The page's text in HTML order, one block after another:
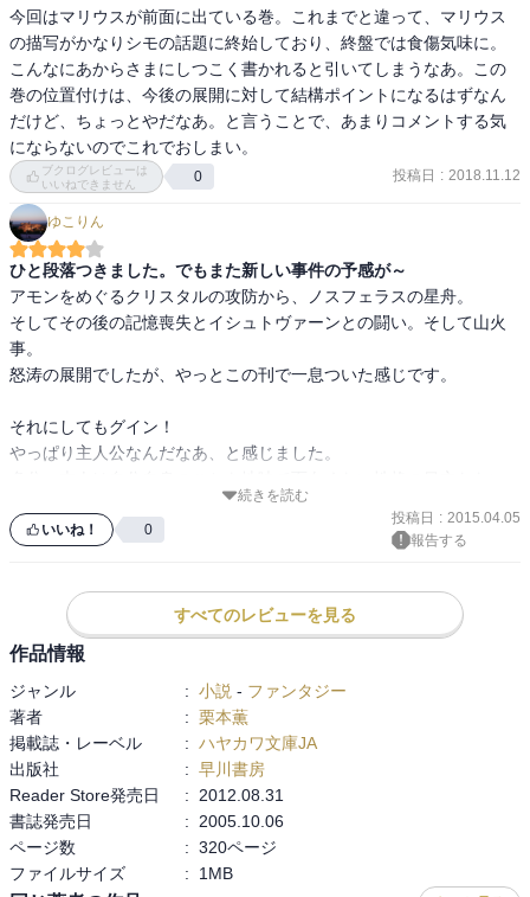
今回はマリウスが前面に出ている巻。これまでと違って、マリウス
の描写がかなりシモの話題に終始しており、終盤では食傷気味に。
こんなにあからさまにしつこく書かれると引いてしまうなあ。この
巻の位置付けは、今後の展開に対して結構ポイントになるはずなん
だけど、ちょっとやだなあ。と言うことで、あまりコメントする気
にならないのでこれでおしまい。
ブクログレビューは
いいねできません
0 投稿日 : 2018.11.12
ゆこりん
ひと段落つきました。でもまた新しい事件の予感が～
アモンをめぐるクリスタルの攻防から、ノスフェラスの星舟。
そしてその後の記憶喪失とイシュトヴァーンとの闘い。そして山火
事。
怒涛の展開でしたが、やっとこの刊で一息ついた感じです。
それにしてもグイン！
やっぱり主人公なんだなあ、と感じました。
オジサンだと（豹頭だけど）と思っていると思うのですが、気がつ
けば世界が彼を中心にまわっています。これだけ個性的で魅力的な
抜群の存在感があります。
グインがケイロニアの人々と再会するのは、まだまだずっと先にな
りますが、
もうしばらくグインの旅を見守ってゆきたいと思います。
それにしてもマリウス……（苦笑）
自由すぎます。最近のくだりを読んで、かれを見直したところもあ
ったし、えぇぇ？と思ったところもあったり。まあ、飽きない人だ
と思います。旦那さんにしたいとは絶対に思いませんが。
続きを読む
いいね！ 0
投稿日 : 2015.04.05
報告する
すべてのレビューを見る
作品情報
ジャンル : 小説 - ファンタジー
著者
: 栗本薫
掲載誌・レーベル
: ハヤカワ文庫JA
出版社
: 早川書房
Reader Store発売日
:
2012.08.31
書誌発売日
:
2005.10.06
ページ数
: 320ページ
ファイルサイズ
: 1MB